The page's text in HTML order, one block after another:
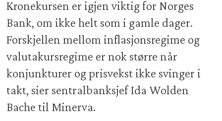
Kronekursen er igjen viktig for Norges
Bank, om ikke helt som i gamle dager.
Forskjellen mellom inflasjonsregime og
valutakursregime er nok større når
konjunkturer og prisvekst ikke svinger i
takt, sier sentralbanksjef Ida Wolden
Bache til Minerva.